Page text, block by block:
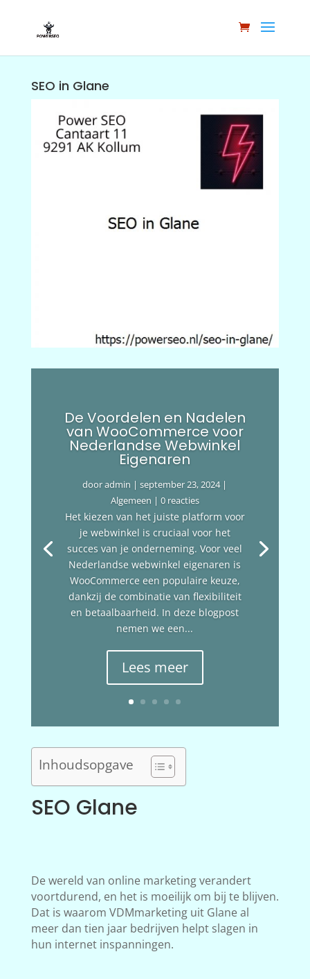
SEO in Glane
De Voordelen en Nadelen
van WooCommerce voor
Nederlandse Webwinkel
Eigenaren
dooradmin |september 23, 2024|
Algemeen | 0 reacties
Het kiezen van het juiste platform voor
je webwinkel is cruciaal voor het
succes van je onderneming. Voor veel
Nederlandse webwinkel eigenaren is
WooCommerce een populaire keuze,
dankzij de combinatie van flexibiliteit
en betaalbaarheid. In deze blogpost
nemen we een...
Lees meer
Inhoudsopgave
SEO Glane
De wereld van online marketing verandert
voortdurend, en het is moeilijk om bij te blijven.
Dat is waarom VDMmarketing uit Glane al
meer dan tien jaar bedrijven helpt slagen in
hun internet inspanningen.